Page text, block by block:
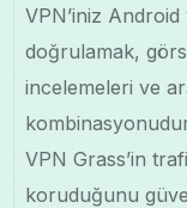
VPN’iniz
doğrulamak,
incelemeleri ve
VPN Grass’in
koruduğunu